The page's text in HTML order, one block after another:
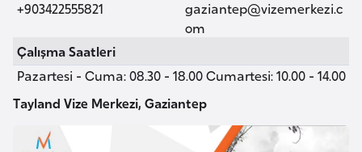
e
l
e
m
+903422555821
gaziantep@vizemerkezi.c
om
Çalışma Saatleri
Pazartesi - Cuma: 08.30 - 18.00 Cumartesi: 10.00 - 14.00
Tayland Vize Merkezi, Gaziantep
u
t
u
r